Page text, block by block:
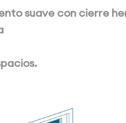
suave con cierre